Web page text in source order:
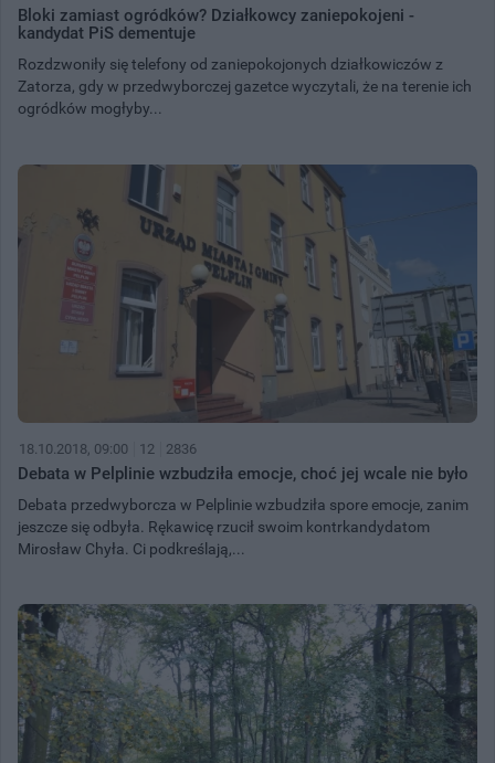
Bloki zamiast ogródków? Działkowcy zaniepokojeni -
kandydat PiS dementuje
Rozdzwoniły się telefony od zaniepokojonych działkowiczów z
Zatorza, gdy w przedwyborczej gazetce wyczytali, że na terenie ich
ogródków mogłyby...
18.10.2018, 09:00 12 2836
Debata w Pelplinie wzbudziła emocje, choć jej wcale nie było
Debata przedwyborcza w Pelplinie wzbudziła spore emocje, zanim
jeszcze się odbyła. Rękawicę rzucił swoim kontrkandydatom
Mirosław Chyła. Ci podkreślają,...